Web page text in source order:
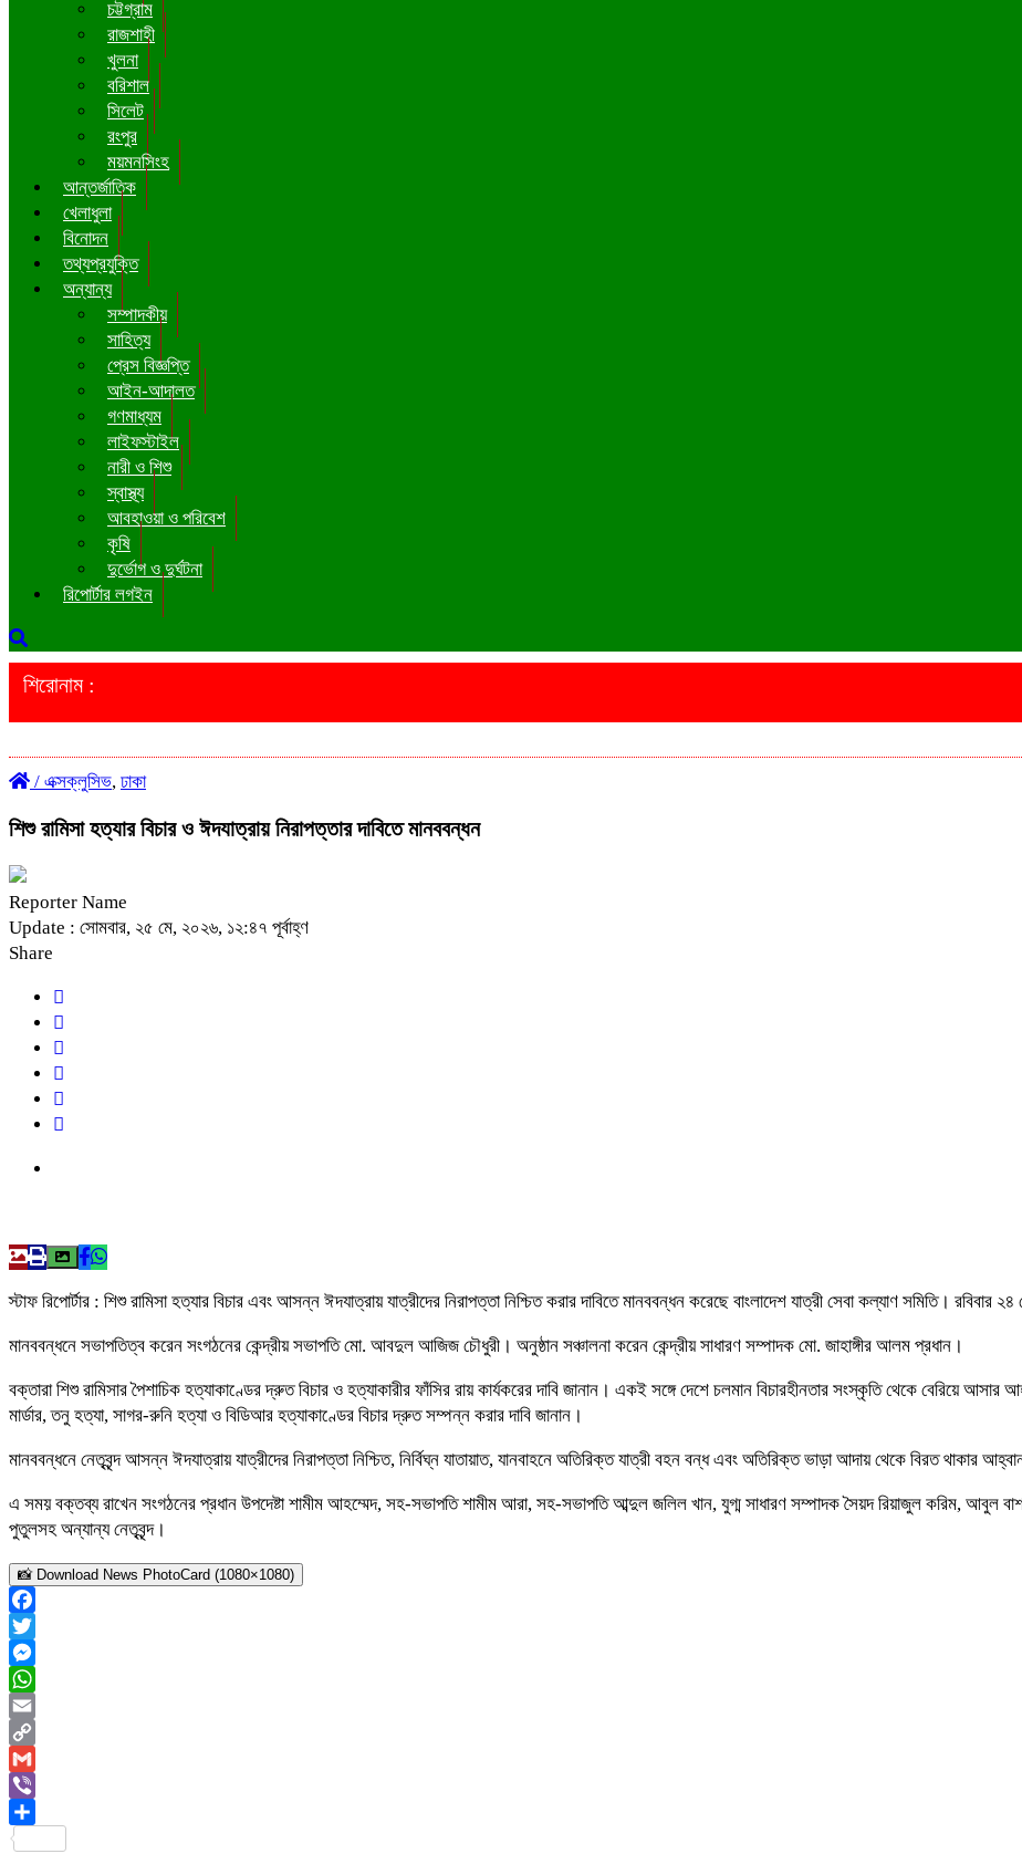
চট্টগ্রাম
রাজশাহী
খুলনা
বরিশাল
সিলেট
রংপুর
ময়মনসিংহ
আন্তর্জাতিক
খেলাধুলা
বিনোদন
তথ্যপ্রযুক্তি
অন্যান্য
সম্পাদকীয়
সাহিত্য
প্রেস বিজ্ঞপ্তি
আইন-আদালত
গণমাধ্যম
লাইফস্টাইল
নারী ও শিশু
স্বাস্থ্য
আবহাওয়া ও পরিবেশ
কৃষি
দুর্ভোগ ও দুর্ঘটনা
রিপোর্টার লগইন
শিরোনাম :
/ এক্সক্লুসিভ, ঢাকা
শিশু রামিসা হত্যার বিচার ও ঈদযাত্রায় নিরাপত্তার দাবিতে মানববন্ধন
Reporter Name
Update : সোমবার, ২৫ মে, ২০২৬, ১২:৪৭ পূর্বাহ্ণ
Share
স্টাফ রিপোর্টার : শিশু রামিসা হত্যার বিচার এবং আসন্ন ঈদযাত্রায় যাত্রীদের নিরাপত্তা নিশ্চিত করার দাবিতে মানববন্ধন করেছে বাংলাদেশ যাত্রী সেবা কল্যাণ সমিতি। রবিবার
মানববন্ধনে সভাপতিত্ব করেন সংগঠনের কেন্দ্রীয় সভাপতি মো. আবদুল আজিজ চৌধুরী। অনুষ্ঠান সঞ্চালনা করেন কেন্দ্রীয় সাধারণ সম্পাদক মো. জাহাঙ্গীর আলম প্রধান।
বক্তারা শিশু রামিসার পৈশাচিক হত্যাকাণ্ডের দ্রুত বিচার ও হত্যাকারীর ফাঁসির রায় কার্যকরের দাবি জানান। একই সঙ্গে দেশে চলমান বিচারহীনতার সংস্কৃতি থেকে বেরিয়ে আসার
মার্ডার, তনু হত্যা, সাগর-রুনি হত্যা ও বিডিআর হত্যাকাণ্ডের বিচার দ্রুত সম্পন্ন করার দাবি জানান।
মানববন্ধনে নেতৃবৃন্দ আসন্ন ঈদযাত্রায় যাত্রীদের নিরাপত্তা নিশ্চিত, নির্বিঘ্ন যাতায়াত, যানবাহনে অতিরিক্ত যাত্রী বহন বন্ধ এবং অতিরিক্ত ভাড়া আদায় থেকে বিরত থাকার
এ সময় বক্তব্য রাখেন সংগঠনের প্রধান উপদেষ্টা শামীম আহম্মেদ, সহ-সভাপতি শামীম আরা, সহ-সভাপতি আব্দুল জলিল খান, যুগ্ম সাধারণ সম্পাদক সৈয়দ রিয়াজুল করিম, আবুল
পুতুলসহ অন্যান্য নেতৃবৃন্দ।
📸 Download News PhotoCard (1080×1080)
Facebook
Twitter
Messenger
WhatsApp
Email
Copy
Link
Gmail
Viber